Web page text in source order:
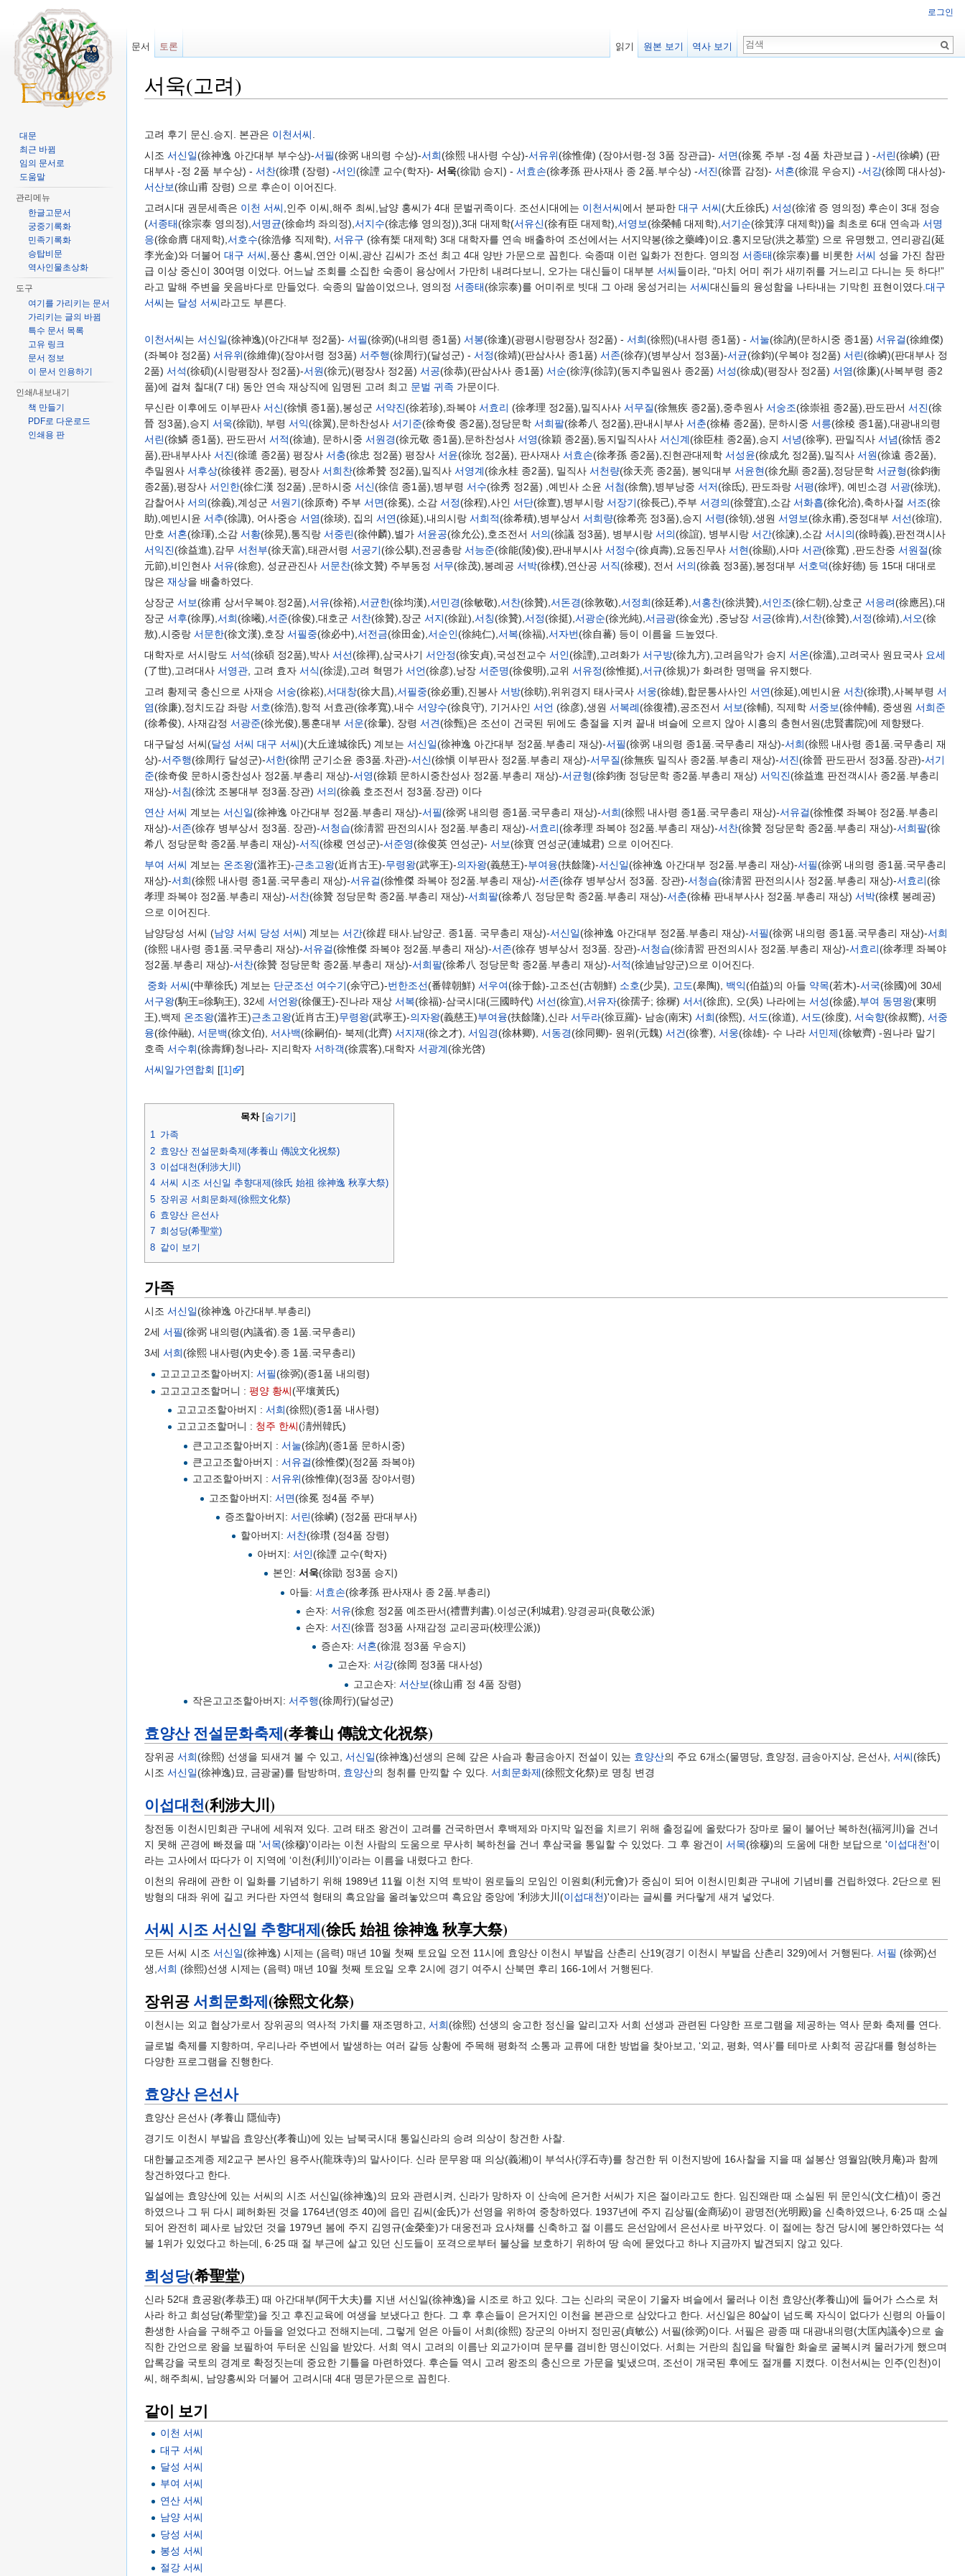
서욱(고려)
고려 후기 문신.승지. 본관은 이천서씨.
시조 서신일(徐神逸 아간대부 부수상)-서필(徐弼 내의령 수상)-서희(徐熙 내사령 수상)-서유위(徐惟偉) (장야서령-정 3품 장관급)- 서면(徐冕 주부 -정 4품 차관보급 ) -서린(徐嶙) (판
대부사 -정 2품 부수상) - 서찬(徐瓚 (장령) -서인(徐諲 교수(학자)- 서욱(徐勖 승지) - 서효손(徐孝孫 판사재사 종 2품.부수상) -서진(徐晋 감정)- 서혼(徐混 우승지) -서강(徐岡 대사성)-
서산보(徐山甫 장령) 으로 후손이 이어진다.
고려시대 권문세족은 이천 서씨,인주 이씨,해주 최씨,남양 홍씨가 4대 문벌귀족이다. 조선시대에는 이천서씨에서 분파한 대구 서씨(大丘徐氏) 서성(徐渻 증 영의정) 후손이 3대 정승
(서종태(徐宗泰 영의정),서명균(徐命均 좌의정),서지수(徐志修 영의정)),3대 대제학(서유신(徐有臣 대제학),서영보(徐榮輔 대제학),서기순(徐箕淳 대제학))을 최초로 6대 연속과 서명
응(徐命膺 대제학),서호수(徐浩修 직제학), 서유구 (徐有榘 대제학) 3대 대학자를 연속 배출하여 조선에서는 서지약봉(徐之藥峰)이요.홍지모당(洪之慕堂) 으로 유명했고, 연리광김(延
李光金)와 더불어 대구 서씨,풍산 홍씨,연안 이씨,광산 김씨가 조선 최고 4대 양반 가문으로 꼽힌다. 숙종때 이런 일화가 전한다. 영의정 서종태(徐宗泰)를 비롯한 서씨 성을 가진 참판
급 이상 중신이 30여명 이었다. 어느날 조회를 소집한 숙종이 용상에서 가만히 내려다보니, 오가는 대신들이 대부분 서씨들이라, “마치 어미 쥐가 새끼쥐를 거느리고 다니는 듯 하다!”
라고 말해 주변을 웃음바다로 만들었다. 숙종의 말씀이었으나, 영의정 서종태(徐宗泰)를 어미쥐로 빗대 그 아래 웅성거리는 서씨대신들의 융성함을 나타내는 기막힌 표현이였다.대구
서씨는 달성 서씨라고도 부른다.
이천서씨는 서신일(徐神逸)(아간대부 정2품)- 서필(徐弼)(내의령 종1품) 서봉(徐逢)(광평시랑평장사 정2품) - 서희(徐熙)(내사령 종1품) - 서눌(徐訥)(문하시중 종1품) 서유걸(徐維傑)
(좌복야 정2품) 서유위(徐維偉)(장야서령 정3품) 서주행(徐周行)(달성군) - 서정(徐靖)(판삼사사 종1품) 서존(徐存)(병부상서 정3품)-서균(徐鈞)(우복야 정2품) 서린(徐嶙)(판대부사 정
2품) 서석(徐碩)(시랑평장사 정2품)-서원(徐元)(평장사 정2품) 서공(徐恭)(판삼사사 종1품) 서순(徐淳(徐諄)(동지추밀원사 종2품) 서성(徐成)(평장사 정2품) 서염(徐廉)(사복부령 종2
품)에 걸쳐 칠대(7 대) 동안 연속 재상직에 임명된 고려 최고 문벌 귀족 가문이다.
무신란 이후에도 이부판사 서신(徐愼 종1품),봉성군 서약진(徐若珍),좌복야 서효리 (徐孝理 정2품),밀직사사 서무질(徐無疾 종2품),중추원사 서숭조(徐崇祖 종2품),판도판서 서진(徐
晉 정3품),승지 서욱(徐勖), 부령 서익(徐翼),문하찬성사 서기준(徐奇俊 종2품),정당문학 서희팔(徐希八 정2품),판내시부사 서춘(徐椿 종2품), 문하시중 서릉(徐稜 종1품),대광내의령
서린(徐鱗 종1품), 판도판서 서적(徐迪), 문하시중 서원경(徐元敬 종1품),문하찬성사 서영(徐穎 종2품),동지밀직사사 서신계(徐臣桂 종2품),승지 서녕(徐寧), 판밀직사 서념(徐恬 종2
품),판내부사사 서진(徐璡 종2품) 평장사 서충(徐忠 정2품) 평장사 서윤(徐玧 정2품), 판사재사 서효손(徐孝孫 종2품),진현관대제학 서성윤(徐成允 정2품),밀직사 서원(徐遠 종2품),
추밀원사 서후상(徐後祥 종2품), 평장사 서희찬(徐希贊 정2품),밀직사 서영계(徐永桂 종2품), 밀직사 서천량(徐天亮 종2품), 봉익대부 서윤현(徐允顯 종2품),정당문학 서균형(徐鈞衡
종2품),평장사 서인한(徐仁漢 정2품) ,문하시중 서신(徐信 종1품),병부령 서수(徐秀 정2품) ,예빈사 소윤 서첨(徐詹),병부낭중 서저(徐氐), 판도좌랑 서평(徐坪), 예빈소경 서광(徐珖),
감찰어사 서의(徐義),계성군 서원기(徐原奇) 주부 서면(徐冕), 소감 서정(徐程),사인 서단(徐亶),병부시랑 서장기(徐長己),주부 서경의(徐聲宜),소감 서화흡(徐化洽),축하사절 서조(徐
助),예빈시윤 서추(徐諏), 어사중승 서염(徐琰), 집의 서연(徐延),내의시랑 서희적(徐希積),병부상서 서희량(徐希亮 정3품),승지 서령(徐領),생원 서영보(徐永甫),중정대부 서선(徐瑄),
만호 서혼(徐琿),소감 서황(徐晃),통직랑 서중린(徐仲麟),별가 서윤공(徐允公),호조전서 서의(徐議 정3품), 병부시랑 서의(徐誼), 병부시랑 서간(徐諫),소감 서시의(徐時義),판전객시사
서익진(徐益進),감무 서천부(徐天富),태관서령 서공기(徐公騏),전공총랑 서능준(徐能(陵)俊),판내부시사 서정수(徐貞壽),요동진무사 서현(徐顯),사마 서관(徐寬) ,판도찬중 서원절(徐
元節),비인현사 서유(徐愈), 성균관진사 서문찬(徐文贊) 주부동정 서무(徐茂),봉례공 서박(徐樸),연산공 서직(徐稷), 전서 서의(徐義 정3품),봉정대부 서호덕(徐好德) 등 15대 대대로
많은 재상을 배출하였다.
상장군 서보(徐甫 상서우복야.정2품),서유(徐裕),서균한(徐均漢),서민경(徐敏敬),서찬(徐贊),서돈경(徐敦敬),서정희(徐廷希),서홍찬(徐洪贊),서인조(徐仁朝),상호군 서응려(徐應呂),대
장군 서후(徐厚),서희(徐曦),서준(徐俊),대호군 서찬(徐贊),장군 서지(徐趾),서칭(徐贊),서정(徐挺),서광순(徐光純),서금광(徐金光) ,중낭장 서긍(徐肯),서찬(徐贊),서정(徐靖),서오(徐
敖),시중랑 서문한(徐文漢),호장 서필중(徐必中),서전금(徐田金),서순인(徐純仁),서복(徐福),서자번(徐自蕃) 등이 이름을 드높였다.
대학자로 서시랑도 서석(徐碩 정2품),박사 서선(徐禪),삼국사기 서안정(徐安貞),국성전교수 서인(徐諲),고려화가 서구방(徐九方),고려음악가 승지 서온(徐溫),고려국사 원묘국사 요세
(了世),고려대사 서영관, 고려 효자 서식(徐湜),고려 혁명가 서언(徐彦),낭장 서준명(徐俊明),교위 서유정(徐惟挺),서규(徐規)가 화려한 명맥을 유지했다.
고려 황제국 충신으로 사재승 서숭(徐崧),서대창(徐大昌),서필중(徐必重),진봉사 서방(徐昉),위위경지 태사국사 서웅(徐雄),합문통사사인 서연(徐延),예빈시윤 서찬(徐瓚),사복부령 서
염(徐廉),정치도감 좌랑 서호(徐浩),항적 서효관(徐孝寬),내수 서양수(徐良守), 기거사인 서언 (徐彦),생원 서복례(徐復禮),공조전서 서보(徐輔), 직제학 서중보(徐仲輔), 중생원 서희준
(徐希俊), 사재감정 서광준(徐光俊),통훈대부 서운(徐暈), 장령 서견(徐甄)은 조선이 건국된 뒤에도 충절을 지켜 끝내 벼슬에 오르지 않아 시흥의 충현서원(忠賢書院)에 제향됐다.
대구달성 서씨(달성 서씨 대구 서씨)(大丘達城徐氏) 계보는 서신일(徐神逸 아간대부 정2품.부총리 재상)-서필(徐弼 내의령 종1품.국무총리 재상)-서희(徐熙 내사령 종1품.국무총리 재
상)-서주행(徐周行 달성군)-서한(徐閈 군기소윤 종3품.차관)-서신(徐愼 이부판사 정2품.부총리 재상)-서무질(徐無疾 밀직사 종2품.부총리 재상)-서진(徐晉 판도판서 정3품.장관)-서기
준(徐奇俊 문하시중찬성사 정2품.부총리 재상)-서영(徐穎 문하시중찬성사 정2품.부총리 재상)-서균형(徐鈞衡 정당문학 종2품.부총리 재상) 서익진(徐益進 판전객시사 종2품.부총리
재상)-서침(徐沈 조봉대부 정3품.장관) 서의(徐義 호조전서 정3품.장관) 이다
연산 서씨 계보는 서신일(徐神逸 아간대부 정2품.부총리 재상)-서필(徐弼 내의령 종1품.국무총리 재상)-서희(徐熙 내사령 종1품.국무총리 재상)-서유걸(徐惟傑 좌복야 정2품.부총리
재상)-서존(徐存 병부상서 정3품. 장관)-서청습(徐淸習 판전의시사 정2품.부총리 재상)-서효리(徐孝理 좌복야 정2품.부총리 재상)-서찬(徐贊 정당문학 종2품.부총리 재상)-서희팔(徐
希八 정당문학 종2품.부총리 재상)-서직(徐稷 연성군)-서준영(徐俊英 연성군)- 서보(徐寶 연성군(連城君) 으로 이어진다.
부여 서씨 계보는 온조왕(溫祚王)-근초고왕(近肖古王)-무령왕(武寧王)-의자왕(義慈王)-부여융(扶餘隆)-서신일(徐神逸 아간대부 정2품.부총리 재상)-서필(徐弼 내의령 종1품.국무총리
재상)-서희(徐熙 내사령 종1품.국무총리 재상)-서유걸(徐惟傑 좌복야 정2품.부총리 재상)-서존(徐存 병부상서 정3품. 장관)-서청습(徐淸習 판전의시사 정2품.부총리 재상)-서효리(徐
孝理 좌복야 정2품.부총리 재상)-서찬(徐贊 정당문학 종2품.부총리 재상)-서희팔(徐希八 정당문학 종2품.부총리 재상)-서춘(徐椿 판내부사사 정2품.부총리 재상) 서박(徐樸 봉례공)
으로 이어진다.
남양당성 서씨 (남양 서씨 당성 서씨) 계보는 서간(徐趕 태사.남양군. 종1품. 국무총리 재상)-서신일(徐神逸 아간대부 정2품.부총리 재상)-서필(徐弼 내의령 종1품.국무총리 재상)-서희
(徐熙 내사령 종1품.국무총리 재상)-서유걸(徐惟傑 좌복야 정2품.부총리 재상)-서존(徐存 병부상서 정3품. 장관)-서청습(徐淸習 판전의시사 정2품.부총리 재상)-서효리(徐孝理 좌복야
정2품.부총리 재상)-서찬(徐贊 정당문학 종2품.부총리 재상)-서희팔(徐希八 정당문학 종2품.부총리 재상)-서적(徐迪남양군)으로 이어진다.
중화 서씨(中華徐氏) 계보는 단군조선 여수기(余守己)-번한조선(番韓朝鮮) 서우여(徐于餘)-고조선(古朝鮮) 소호(少昊), 고도(皋陶), 백익(伯益)의 아들 약목(若木)-서국(徐國)에 30세
서구왕(駒王=徐駒王), 32세 서언왕(徐偃王)-진나라 재상 서복(徐福)-삼국시대(三國時代) 서선(徐宣),서유자(徐孺子; 徐穉) 서서(徐庶), 오(吳) 나라에는 서성(徐盛),부여 동명왕(東明
王),백제 온조왕(溫祚王)근초고왕(近肖古王)무령왕(武寧王)-의자왕(義慈王)부여융(扶餘隆),신라 서두라(徐豆羅)- 남송(南宋) 서희(徐煕), 서도(徐道), 서도(徐度), 서숙향(徐叔嚮), 서중
융(徐仲融), 서문백(徐文伯), 서사백(徐嗣伯)- 북제(北齊) 서지재(徐之才), 서임경(徐林卿), 서동경(徐同卿)- 원위(元魏) 서건(徐謇), 서웅(徐雄)- 수 나라 서민제(徐敏齊) -원나라 말기
호족 서수휘(徐壽輝)청나라- 지리학자 서하객(徐震客),대학자 서광계(徐光啓)
서씨일가연합회 [[1] ]
목차[ 숨기기
1 가족
2 효양산 전설문화축제(孝養山 傳說文化祝祭)
3 이섭대천(利涉大川)
4 서씨 시조 서신일 추향대제(徐氏 始祖 徐神逸 秋享大祭)
5 장위공 서희문화제(徐熙文化祭)
6 효양산 은선사
7 희성당(希聖堂)
8 같이 보기
가족
시조 서신일(徐神逸 아간대부.부총리)
2세 서필(徐弼 내의령(內議省).종 1품.국무총리)
3세 서희(徐熙 내사령(內史令).종 1품.국무총리)
고고고고조할아버지:서필(徐弼)(종1품 내의령)
고고고고조할머니 :평양 황씨(平壤黃氏)
고고고조할아버지 : 서희(徐熙)(종1품 내사령)
고고고조할머니 : 청주 한씨(淸州韓氏)
큰고고조할아버지 :서눌(徐訥)(종1품 문하시중)
큰고고조할아버지 :서유걸(徐惟傑)(정2품 좌복야)
고고조할아버지 :서유위(徐惟偉)(정3품 장야서령)
고조할아버지: 서면(徐冕 정4품 주부)
증조할아버지: 서린(徐嶙) (정2품 판대부사)
할아버지:서찬(徐瓚 (정4품 장령)
아버지: 서인(徐諲 교수(학자)
본인:서욱(徐勖 정3품 승지)
아들: 서효손(徐孝孫 판사재사 종 2품.부총리)
손자: 서유(徐愈 정2품 예조판서(禮曹判書).이성군(利城君).양경공파(良敬公派)
손자: 서진(徐晋 정3품 사재감정 교리공파(校理公派))
증손자:서혼(徐混 정3품 우승지)
고손자: 서강(徐岡 정3품 대사성)
고고손자:서산보(徐山甫 정 4품 장령)
작은고고조할아버지:서주행(徐周行)(달성군)
효양산 전설문화축제(孝養山 傳說文化祝祭)
장위공 서희(徐熙) 선생을 되새겨 볼 수 있고, 서신일(徐神逸)선생의 은혜 갚은 사슴과 황금송아지 전설이 있는 효양산의 주요 6개소(물명당, 효양정, 금송아지상, 은선사, 서씨(徐氏)
시조 서신일(徐神逸)묘, 금광굴)를 탐방하며, 효양산의 청취를 만끽할 수 있다. 서희문화제(徐熙文化祭)로 명칭 변경
이섭대천(利涉大川)
창전동 이천시민회관 구내에 세워져 있다. 고려 태조 왕건이 고려를 건국하면서 후백제와 마지막 일전을 치르기 위해 출정길에 올랐다가 장마로 물이 불어난 복하천(福河川)을 건너
지 못해 곤경에 빠졌을 때 '서목(徐穆)'이라는 이천 사람의 도움으로 무사히 복하천을 건너 후삼국을 통일할 수 있었다. 그 후 왕건이 서목(徐穆)의 도움에 대한 보답으로 '이섭대천'이
라는 고사에서 따다가 이 지역에 ‘이천(利川)’이라는 이름을 내렸다고 한다.
이천의 유래에 관한 이 일화를 기념하기 위해 1989년 11월 이천 지역 토박이 원로들의 모임인 이원회(利元會)가 중심이 되어 이천시민회관 구내에 기념비를 건립하였다. 2단으로 된
방형의 대좌 위에 길고 커다란 자연석 형태의 흑요암을 올려놓았으며 흑요암 중앙에 '利涉大川(이섭대천)'이라는 글씨를 커다랗게 새겨 넣었다.
서씨 시조 서신일 추향대제(徐氏 始祖 徐神逸 秋享大祭)
모든 서씨 시조 서신일(徐神逸) 시제는 (음력) 매년 10월 첫째 토요일 오전 11시에 효양산 이천시 부발읍 산촌리 산19(경기 이천시 부발읍 산촌리 329)에서 거행된다. 서필 (徐弼)선
생, 서희 (徐熙)선생 시제는 (음력) 매년 10월 첫째 토요일 오후 2시에 경기 여주시 산북면 후리 166-1에서 거행된다.
장위공 서희문화제(徐熙文化祭)
이천시는 외교 협상가로서 장위공의 역사적 가치를 재조명하고, 서희(徐熙) 선생의 숭고한 정신을 알리고자 서희 선생과 관련된 다양한 프로그램을 제공하는 역사 문화 축제를 연다.
글로벌 축제를 지향하며, 우리나라 주변에서 발생하는 여러 갈등 상황에 주목해 평화적 소통과 교류에 대한 방법을 찾아보고, ‘외교, 평화, 역사’를 테마로 사회적 공감대를 형성하는
다양한 프로그램을 진행한다.
효양산 은선사
효양산 은선사 (孝養山 隱仙寺)
경기도 이천시 부발읍 효양산(孝養山)에 있는 남북국시대 통일신라의 승려 의상이 창건한 사찰.
대한불교조계종 제2교구 본사인 용주사(龍珠寺)의 말사이다. 신라 문무왕 때 의상(義湘)이 부석사(浮石寺)를 창건한 뒤 이천지방에 16사찰을 지을 때 설봉산 영월암(映月庵)과 함께
창건하였다고 한다.
일설에는 효양산에 있는 서씨의 시조 서신일(徐神逸)의 묘와 관련시켜, 신라가 망하자 이 산속에 은거한 서씨가 지은 절이라고도 한다. 임진왜란 때 소실된 뒤 문인식(文仁植)이 중건
하였으나 그 뒤 다시 폐허화된 것을 1764년(영조 40)에 읍민 김씨(金氏)가 선영을 위하여 중창하였다. 1937년에 주지 김상필(金商珌)이 광명전(光明殿)을 신축하였으나, 6·25 때 소실
되어 완전히 폐사로 남았던 것을 1979년 봄에 주지 김영규(金榮奎)가 대웅전과 요사채를 신축하고 절 이름도 은선암에서 은선사로 바꾸었다. 이 절에는 창건 당시에 봉안하였다는 석
불 1위가 있었다고 하는데, 6·25 때 절 부근에 살고 있던 신도들이 포격으로부터 불상을 보호하기 위하여 땅 속에 묻었다고 하나 지금까지 발견되지 않고 있다.
희성당(希聖堂)
신라 52대 효공왕(孝恭王) 때 아간대부(阿干大夫)를 지낸 서신일(徐神逸)을 시조로 하고 있다. 그는 신라의 국운이 기울자 벼슬에서 물러나 이천 효양산(孝養山)에 들어가 스스로 처
사라 하고 희성당(希聖堂)을 짓고 후진교육에 여생을 보냈다고 한다. 그 후 후손들이 은거지인 이천을 본관으로 삼았다고 한다. 서신일은 80살이 넘도록 자식이 없다가 신령의 아들이
환생한 사슴을 구해주고 아들을 얻었다고 전해지는데, 그렇게 얻은 아들이 서희(徐熙) 장군의 아버지 정민공(貞敏公) 서필(徐弼)이다. 서필은 광종 때 대광내의령(大匡內議令)으로 솔
직한 간언으로 왕을 보필하여 두터운 신임을 받았다. 서희 역시 고려의 이름난 외교가이며 문무를 겸비한 명신이었다. 서희는 거란의 침입을 탁월한 화술로 굴복시켜 물러가게 했으며
압록강을 국토의 경계로 확정짓는데 중요한 기틀을 마련하였다. 후손들 역시 고려 왕조의 충신으로 가문을 빛냈으며, 조선이 개국된 후에도 절개를 지켰다. 이천서씨는 인주(인천)이
씨, 해주최씨, 남양홍씨와 더불어 고려시대 4대 명문가문으로 꼽힌다.
같이 보기
이천 서씨
대구 서씨
달성 서씨
부여 서씨
연산 서씨
남양 서씨
당성 서씨
봉성 서씨
절강 서씨
로그인
문서 토론 읽기 원본 보기 역사 보기
대문
최근 바뀜
임의 문서로
도움말
관리메뉴
한글고문서
궁중기록화
민족기록화
승탑비문
역사인물초상화
도구
여기를 가리키는 문서
가리키는 글의 바뀜
특수 문서 목록
고유 링크
문서 정보
이 문서 인용하기
인쇄/내보내기
책 만들기
PDF로 다운로드
인쇄용 판